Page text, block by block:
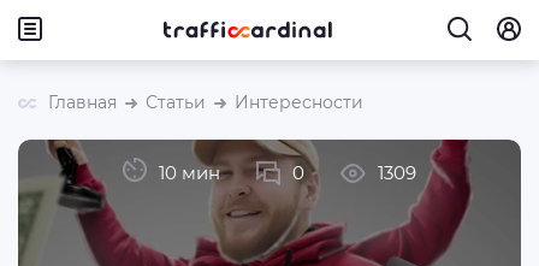
Главная Статьи Интересности
10 мин 0 1309